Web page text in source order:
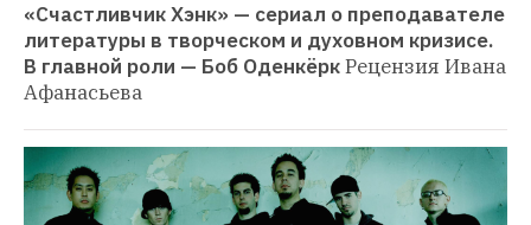
«Счастливчик Хэнк» — сериал о преподавателе
литературы в творческом и духовном кризисе.
В главной роли — Боб ОденкёркРецензия Ивана
Афанасьева